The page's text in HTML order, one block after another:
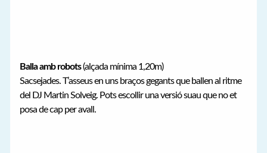
Balla amb robots(alçada mínima 1,20m)
Sacsejades. T’asseus en uns braços gegants que ballen al ritme
del DJ Martin Solveig. Pots escollir una versió suau que no et
posa de cap per avall.